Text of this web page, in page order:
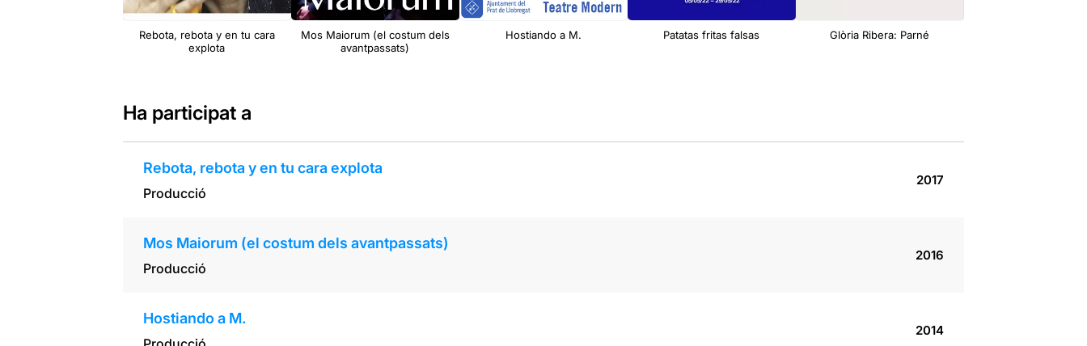
Rebota, rebota y en tu cara
explota
Mos Maiorum (el costum dels
avantpassats)
Hostiando a M. Patatas fritas falsas Glòria Ribera: Parné
Ha participat a
Rebota, rebota y en tu cara explota
Producció
2017
Mos Maiorum (el costum dels avantpassats)
Producció
2016
Hostiando a M.
2014